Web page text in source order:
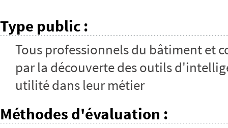
Type public :
Tous professionnels du bâtiment et
par la découverte des outils
utilité dans leur métier
Méthodes d'évaluation :